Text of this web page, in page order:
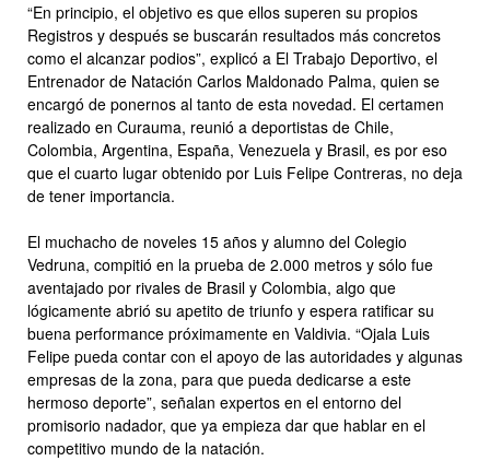
“En principio, el objetivo es que ellos superen su propios
Registros y después se buscarán resultados más concretos
como el alcanzar podios”, explicó a El Trabajo Deportivo, el
Entrenador de Natación Carlos Maldonado Palma, quien se
encargó de ponernos al tanto de esta novedad. El certamen
realizado en Curauma, reunió a deportistas de Chile,
Colombia, Argentina, España, Venezuela y Brasil, es por eso
que el cuarto lugar obtenido por Luis Felipe Contreras, no deja
de tener importancia.
El muchacho de noveles 15 años y alumno del Colegio
Vedruna, compitió en la prueba de 2.000 metros y sólo fue
aventajado por rivales de Brasil y Colombia, algo que
lógicamente abrió su apetito de triunfo y espera ratificar su
buena performance próximamente en Valdivia. “Ojala Luis
Felipe pueda contar con el apoyo de las autoridades y algunas
empresas de la zona, para que pueda dedicarse a este
hermoso deporte”, señalan expertos en el entorno del
promisorio nadador, que ya empieza dar que hablar en el
competitivo mundo de la natación.